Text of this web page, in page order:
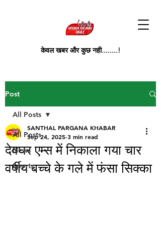
केवल खबर और कुछ नही........!
Post
All Posts
News
Sports
All Posts
देवघर एम्स में निकाला गया चार
वर्षीय बच्चे के गले में फंसा सिक्का
SANTHAL PARGANA KHABAR
Sep 24, 2025 3 min read